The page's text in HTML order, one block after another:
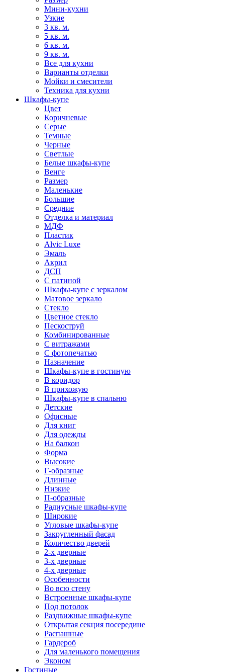
Мини-кухни
Узкие
3 кв. м.
5 кв. м.
6 кв. м.
9 кв. м.
Все для кухни
Варианты отделки
Мойки и смесители
Техника для кухни
Шкафы-купе
Цвет
Коричневые
Серые
Темные
Черные
Светлые
Белые шкафы-купе
Венге
Размер
Маленькие
Большие
Средние
Отделка и материал
МДФ
Пластик
Alvic Luxe
Эмаль
Акрил
ДСП
С патиной
Шкафы-купе с зеркалом
Матовое зеркало
Стекло
Цветное стекло
Пескоструй
Комбинированные
С витражами
С фотопечатью
Назначение
Шкафы-купе в гостиную
В коридор
В прихожую
Шкафы-купе в спальню
Детские
Офисные
Для книг
Для одежды
На балкон
Форма
Высокие
Г-образные
Длинные
Низкие
П-образные
Радиусные шкафы-купе
Широкие
Угловые шкафы-купе
Закругленный фасад
Количество дверей
2-х дверные
3-х дверные
4-х дверные
Особенности
Во всю стену
Встроенные шкафы-купе
Под потолок
Раздвижные шкафы-купе
Открытая секция посередине
Распашные
Гардероб
Для маленького помещения
Эконом
Гостиные